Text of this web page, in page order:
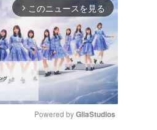
arrow_forward_ios このニュースを見る
Powered by GliaStudios